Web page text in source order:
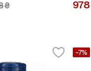
₴ 978
-7%